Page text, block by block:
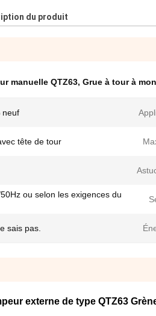
du produit
manuelle QTZ63, Grue à tour à
neuf
tête de tour
ou selon les exigences du
sais pas.
externe de type QTZ63